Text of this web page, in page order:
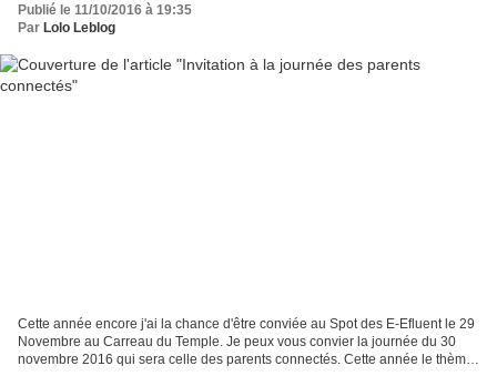
Publié le 11/10/2016 à 19:35
Par Lolo Leblog
Cette année encore j'ai la chance d'être conviée au Spot des E-Efluent le 29
Novembre au Carreau du Temple. Je peux vous convier la journée du 30
novembre 2016 qui sera celle des parents connectés. ​Cette année le thème